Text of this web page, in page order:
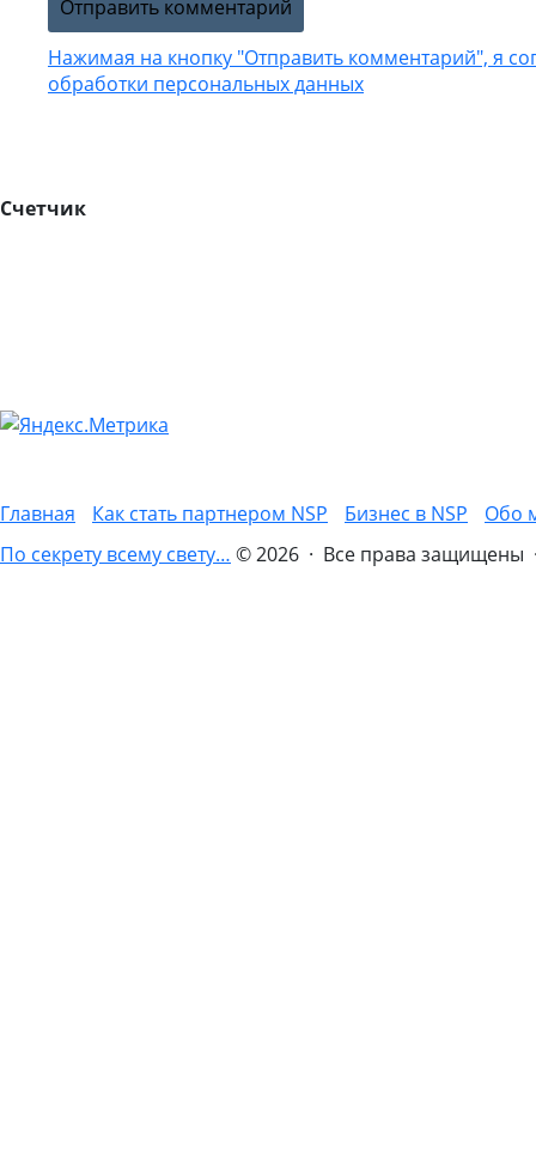
Нажимая на кнопку "Отправить комментарий", я
обработки персональных данных
Счетчик
Главная Как стать партнером NSP Бизнес в NSP
Обо
По секрету всему свету… © 2026 · Все права защищены